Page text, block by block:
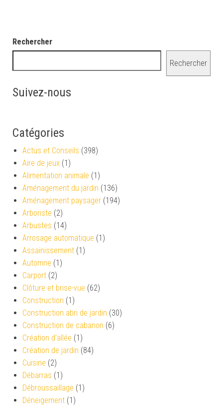
Rechercher
Rechercher
Suivez-nous
Catégories
Actus et Conseils (398)
Aire de jeux (1)
Alimentation animale (1)
Aménagement du jardin (136)
Aménagement paysager (194)
Arboriste (2)
Arbustes (14)
Arrosage automatique (1)
Assainissement (1)
Automne (1)
Carport (2)
Clôture et brise-vue (62)
Construction (1)
Construction abri de jardin (30)
Construction de cabanon (6)
Création d’allée (1)
Création de jardin (84)
Cuisine (2)
Débarras (1)
Débroussaillage (1)
Déneigement (1)